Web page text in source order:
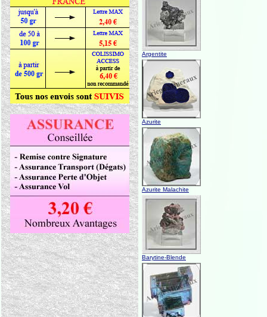
Argentite
Azurite
Azurite Malachite
Barytine-Blende